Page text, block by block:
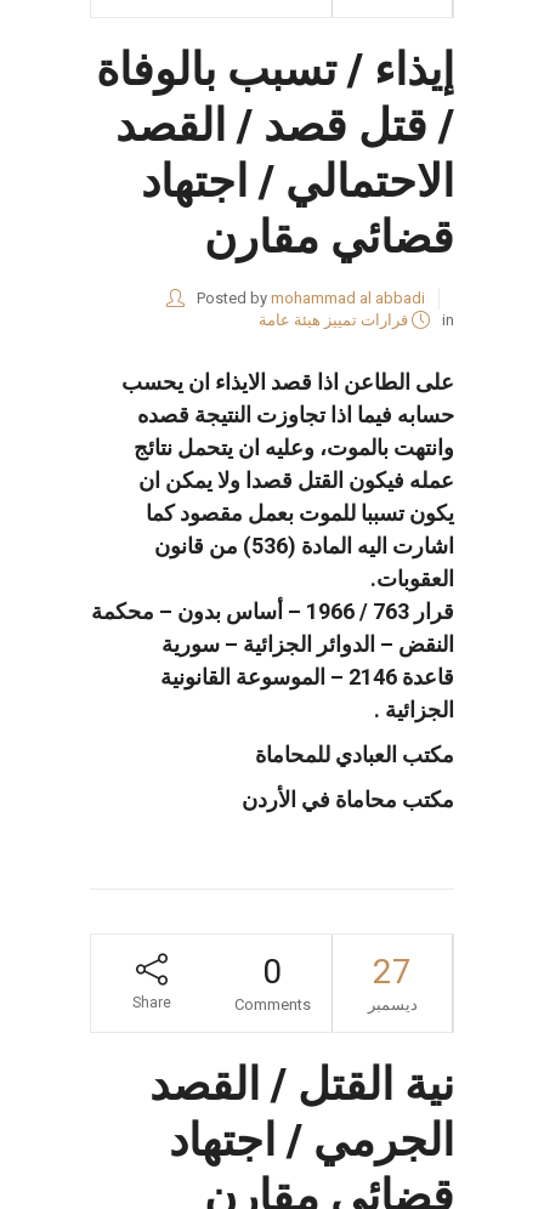
إيذاء / تسبب بالوفاة
/ قتل قصد / القصد
الاحتمالي / اجتهاد
قضائي مقارن
Posted by mohammad al abbadi
in
قرارات تمييز هيئة عامة
على الطاعن اذا قصد الايذاء ان يحسب
حسابه فيما اذا تجاوزت النتيجة قصده
وانتهت بالموت، وعليه ان يتحمل نتائج
عمله فيكون القتل قصدا ولا يمكن ان
يكون تسببا للموت بعمل مقصود كما
اشارت اليه المادة (536) من قانون
العقوبات.
قرار 763 / 1966 – أساس بدون – محكمة
النقض – الدوائر الجزائية – سورية
قاعدة 2146 – الموسوعة القانونية
الجزائية .
مكتب العبادي للمحاماة
مكتب محاماة في الأردن
27
ديسمبر
0
Comments
Share
نية القتل / القصد
الجرمي / اجتهاد
قضائي مقارن